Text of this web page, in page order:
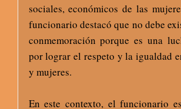
sociales, económicos de las
funcionario destacó que no debe
conmemoración porque es una
por lograr el respeto y la igualdad
y mujeres.
En este contexto, el funcionario